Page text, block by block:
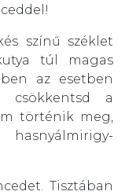
színű széklet
túl magas
az esetben
csökkentsd a
történik meg,
Tisztában